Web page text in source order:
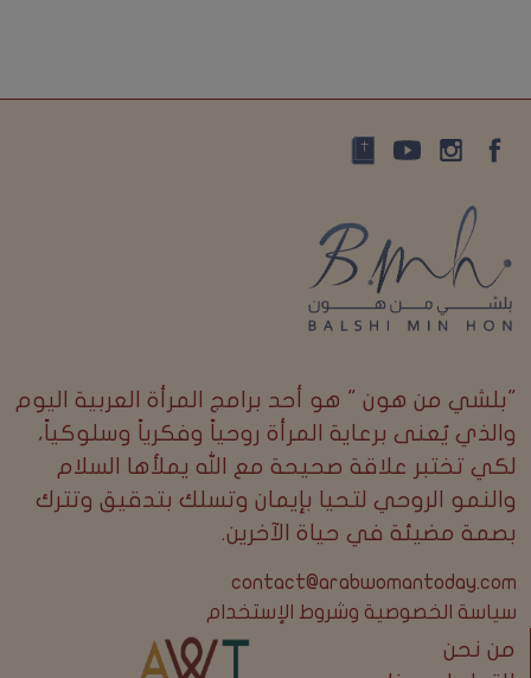
"بلشي من هون " هو أحد برامج المرأة العربية اليوم
والذي يُعنى برعاية المرأة روحياً وفكرياً وسلوكياً،
لكي تختبر علاقة صحيحة مع الله يملأها السلام
والنمو الروحي لتحيا بإيمان وتسلك بتدقيق وتترك
بصمة مضيئة في حياة الآخرين.
contact@arabwomantoday.com
سياسة الخصوصية وشروط الإستخدام
من نحن